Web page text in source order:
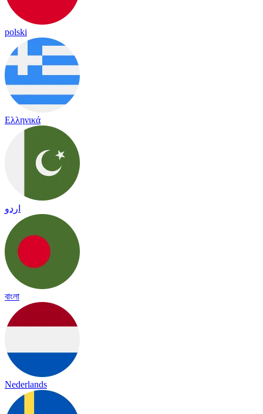
polski
Ελληνικά
اردو
বাংলা
Nederlands